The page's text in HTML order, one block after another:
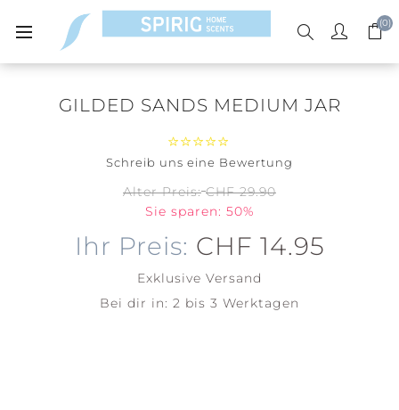
(0)
GILDED SANDS MEDIUM JAR
Schreib uns eine Bewertung
Alter Preis: CHF 29.90
Sie sparen: 50%
Ihr Preis: CHF 14.95
Exklusive Versand
Bei dir in: 2 bis 3 Werktagen